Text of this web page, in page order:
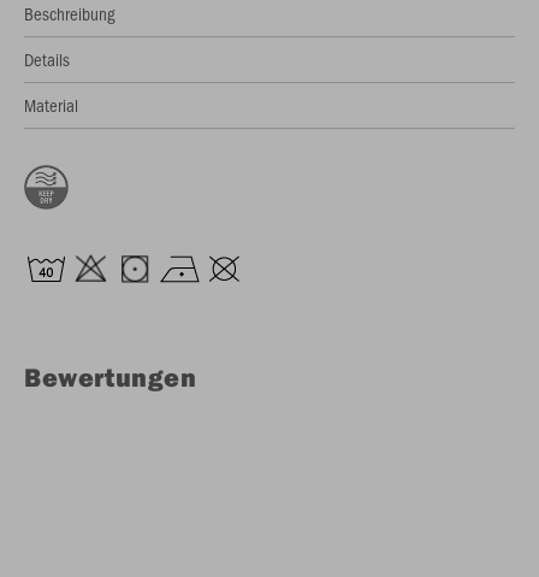
Beschreibung
Details
Material
Bewertungen